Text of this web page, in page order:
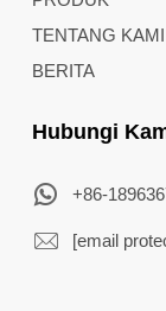
TENTANG KAMI
BERITA
Hubungi
+86-
[email